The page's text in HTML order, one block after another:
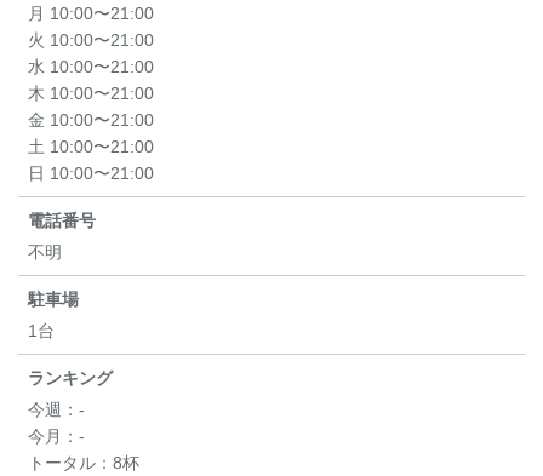
月 10:00〜21:00
火 10:00〜21:00
水 10:00〜21:00
木 10:00〜21:00
金 10:00〜21:00
土 10:00〜21:00
日 10:00〜21:00
電話番号
不明
駐車場
1台
ランキング
今週： -
今月： -
トータル： 8杯